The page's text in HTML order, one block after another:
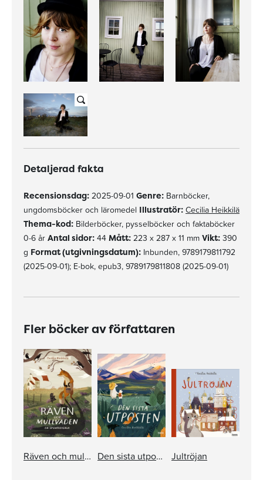
Detaljerad fakta
Recensionsdag: 2025-09-01 Genre: Barnböcker,
ungdomsböcker och läromedel Illustratör: Cecilia Heikkilä
Thema-kod: Bilderböcker, pysselböcker och faktaböcker
0-6 år Antal sidor: 44 Mått: 223 x 287 x 11 mm Vikt: 390
g Format (utgivningsdatum): Inbunden, 9789179811792
(2025-09-01); E-bok, epub3, 9789179811808 (2025-09-01)
Fler böcker av författaren
Räven och mullvaden. En spökhistoria Den sista utposten Jultröjan